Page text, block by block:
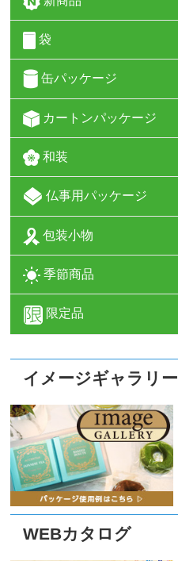
袋
缶パッケージ
カートンパッケージ
和装
仏事用パッケージ
包装小物
季節商品
限定品
イメージギャラリー
WEBカタログ